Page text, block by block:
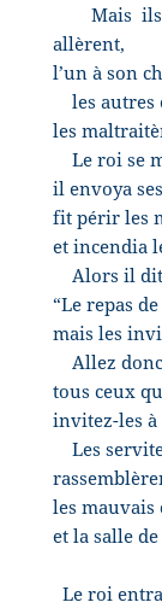
Mais
allèrent,
l’un à son
les
les
Le roi se
il envoya
fit périr les
et incendia
Alors il
“Le repas
mais les
Allez
tous ceux
invitez-les à
Les
les mauvais
et la salle
Le roi